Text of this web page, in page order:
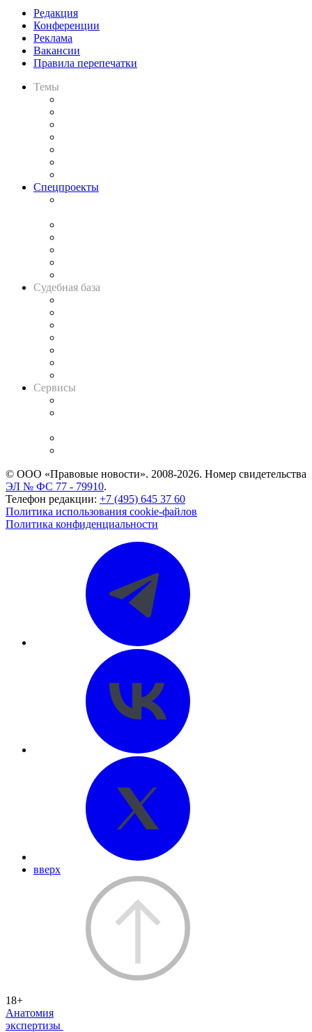
Редакция
Конференции
Реклама
Вакансии
Правила перепечатки
Темы
Спецпроекты
Судебная база
Сервисы
© ООО «Правовые новости». 2008-2026. Номер свидетельства
ЭЛ № ФС 77 - 79910.
Телефон редакции: +7 (495) 645 37 60
Политика использования cookie-файлов
Политика конфиденциальности
вверх
18+
Анатомия
экспертизы